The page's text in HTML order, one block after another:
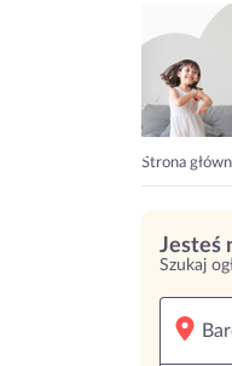
Strona
Jesteś
Szukaj